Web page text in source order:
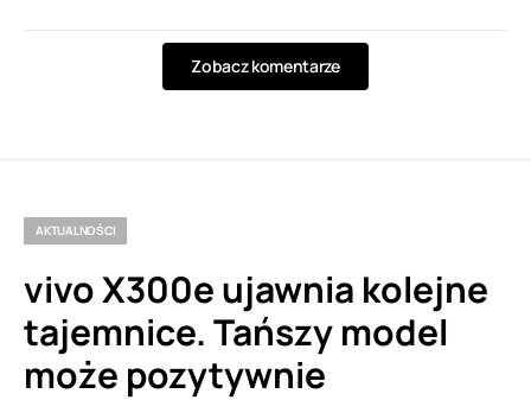
Zobacz komentarze
AKTUALNOŚCI
vivo X300e ujawnia kolejne
tajemnice. Tańszy model
może pozytywnie